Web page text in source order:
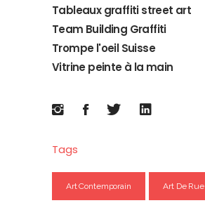
Tableaux graffiti street art
Team Building Graffiti
Trompe l'oeil Suisse
Vitrine peinte à la main
Tags
Art Contemporain Art De Rue